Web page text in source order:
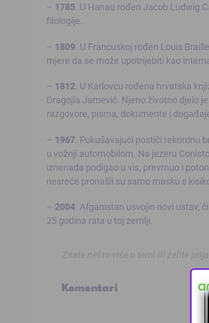
– 1785. U Hanau rođen Jacob Ludwig
filologije.
– 1809. U Francuskoj rođen Louis
mjere da se može upotrijebiti kao
– 1812. U Karlovcu rođena hrvatska
Dragojla Jarnević. Njeno životno djelo
razgovore, pisma, dokumente i
– 1967. Pokušavajući postići rekordnu
u vožnji automobilom. Na jezeru
iznenada podigao u vis, prevrnuo i
nesreće pronašli su samo masku s
– 2004. Afganistan usvojio novi ustav,
25 godina rata u toj zemlji.
Komentari